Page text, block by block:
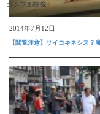
ガクブル映像
2014年7月12日
【閲覧注意】サイコキネシス？